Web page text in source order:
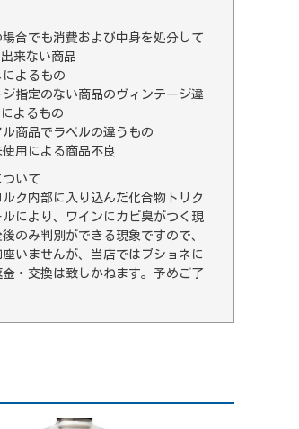
合でも消費および中身を処分して
来ない商品
よるもの
指定のない商品のヴィンテージ違
よるもの
ル商品でラベルの違うもの
使用による商品不良
いて
ルク内部に入り込んだ化合物トリク
ルにより、ワインにカビ臭がつく現
のみ判別ができる現象ですので、
いませんが、当店ではブショネに
・交換は致しかねます。予めご了